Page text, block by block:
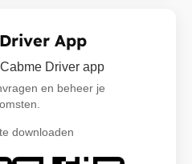
App
Driver app
en beheer je
downloaden